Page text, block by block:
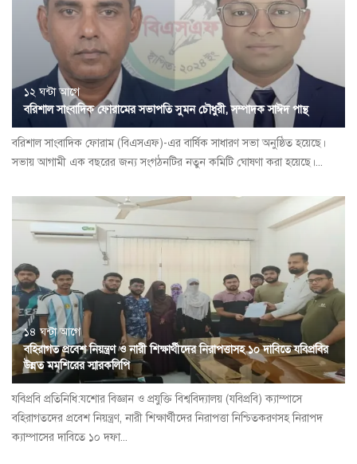
১২ ঘন্টা আগে
বরিশাল সাংবাদিক ফোরামের সভাপতি সুমন চৌধুরী, সম্পাদক সাঈদ পান্থ
বরিশাল সাংবাদিক ফোরাম (বিএসএফ)-এর বার্ষিক সাধারণ সভা অনুষ্ঠিত হয়েছে।
সভায় আগামী এক বছরের জন্য সংগঠনটির নতুন কমিটি ঘোষণা করা হয়েছে।...
১৪ ঘন্টা আগে
বহিরাগত প্রবেশ নিয়ন্ত্রণ ও নারী শিক্ষার্থীদের নিরাপত্তাসহ ১০ দাবিতে যবিপ্রবির
উন্নত মমশিরের স্মারকলিপি
যবিপ্রবি প্রতিনিধি:যশোর বিজ্ঞান ও প্রযুক্তি বিশ্ববিদ্যালয় (যবিপ্রবি) ক্যাম্পাসে
বহিরাগতদের প্রবেশ নিয়ন্ত্রণ, নারী শিক্ষার্থীদের নিরাপত্তা নিশ্চিতকরণসহ নিরাপদ
ক্যাম্পাসের দাবিতে ১০ দফা...